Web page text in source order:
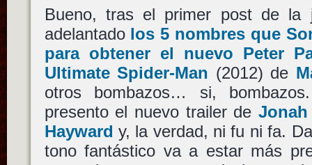
Bueno, tras el primer post de la
adelantado los 5 nombres que
para obtener el nuevo Peter
Ultimate Spider-Man (2012) de
otros bombazos… si,
presento el nuevo trailer de Jonah
Hayward y, la verdad, ni fu ni fa.
tono fantástico va a estar más